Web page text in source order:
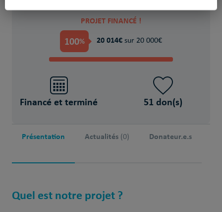
PROJET FINANCÉ !
100% 20 014€ sur 20 000€
Financé et terminé 51 don(s)
Présentation Actualités (0) Donateur.e.s
Quel est notre projet ?